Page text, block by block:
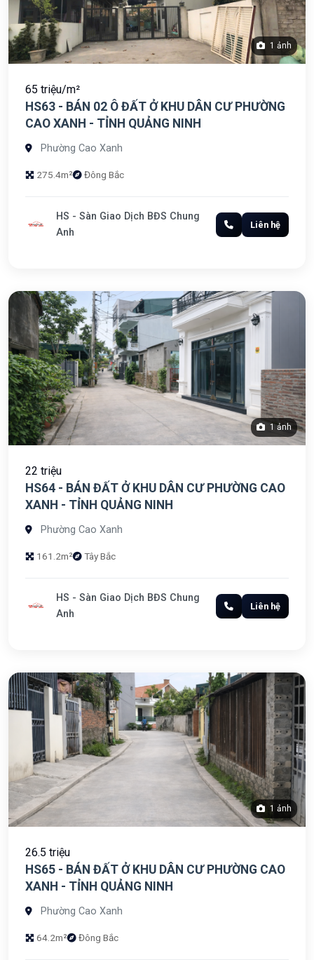
1 ảnh
65 triệu/m²
HS63 - BÁN 02 Ô ĐẤT Ở KHU DÂN CƯ PHƯỜNG
CAO XANH - TỈNH QUẢNG NINH
Phường Cao Xanh
275.4m² Đông Bắc
HS - Sàn Giao Dịch BĐS Chung
Anh
Liên hệ
1 ảnh
22 triệu
HS64 - BÁN ĐẤT Ở KHU DÂN CƯ PHƯỜNG CAO
XANH - TỈNH QUẢNG NINH
Phường Cao Xanh
161.2m² Tây Bắc
HS - Sàn Giao Dịch BĐS Chung
Anh
Liên hệ
1 ảnh
26.5 triệu
HS65 - BÁN ĐẤT Ở KHU DÂN CƯ PHƯỜNG CAO
XANH - TỈNH QUẢNG NINH
Phường Cao Xanh
64.2m² Đông Bắc